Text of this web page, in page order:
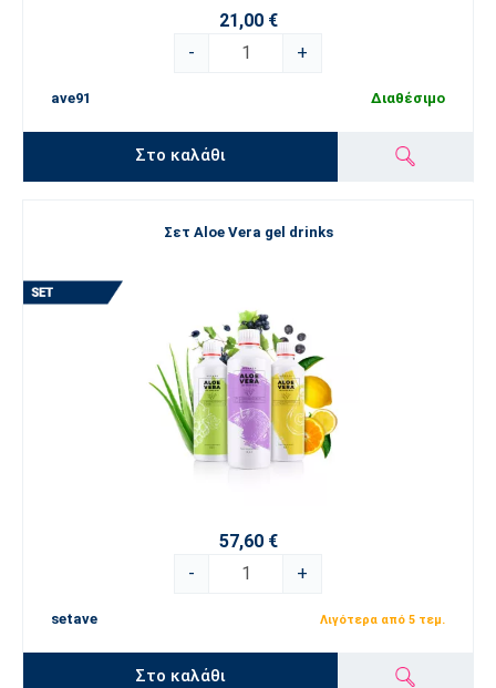
21,00 €
-
+
ave91 Διαθέσιμο
Στο καλάθι
Σετ Aloe Vera gel drinks
57,60 €
-
+
setave Λιγότερα από 5 τεμ.
Στο καλάθι